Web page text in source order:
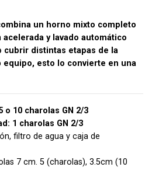
un horno mixto completo
y lavado automático
distintas etapas de la
esto lo convierte en una
o 10 charolas GN 2/3
1 charolas GN 2/3
filtro de agua y caja de
7 cm. 5 (charolas), 3.5cm (10